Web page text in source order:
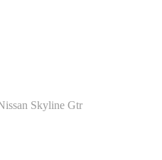
Skyline Gtr